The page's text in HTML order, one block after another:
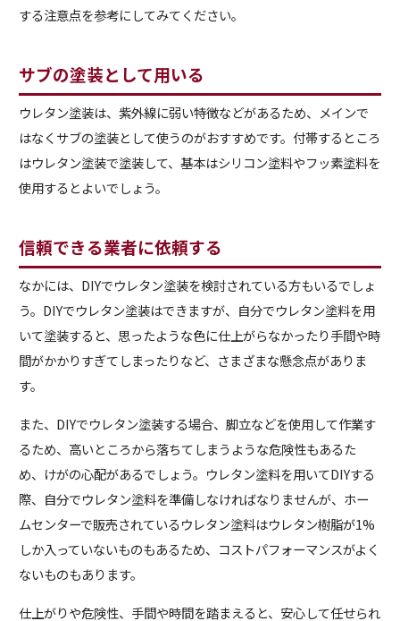
する注意点を参考にしてみてください。
サブの塗装として用いる
ウレタン塗装は、紫外線に弱い特徴などがあるため、メインで
はなくサブの塗装として使うのがおすすめです。付帯するところ
はウレタン塗装で塗装して、基本はシリコン塗料やフッ素塗料を
使用するとよいでしょう。
信頼できる業者に依頼する
なかには、DIYでウレタン塗装を検討されている方もいるでしょ
う。DIYでウレタン塗装はできますが、自分でウレタン塗料を用
いて塗装すると、思ったような色に仕上がらなかったり手間や時
間がかかりすぎてしまったりなど、さまざまな懸念点がありま
す。
また、DIYでウレタン塗装する場合、脚立などを使用して作業す
るため、高いところから落ちてしまうような危険性もあるた
め、けがの心配があるでしょう。ウレタン塗料を用いてDIYする
際、自分でウレタン塗料を準備しなければなりませんが、ホー
ムセンターで販売されているウレタン塗料はウレタン樹脂が1%
しか入っていないものもあるため、コストパフォーマンスがよく
ないものもあります。
仕上がりや危険性、手間や時間を踏まえると、安心して任せられ